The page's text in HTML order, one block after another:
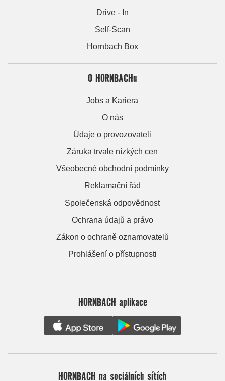
Drive - In
Self-Scan
Hornbach Box
O HORNBACHu
Jobs a Kariera
O nás
Údaje o provozovateli
Záruka trvale nízkých cen
Všeobecné obchodní podmínky
Reklamační řád
Společenská odpovědnost
Ochrana údajů a právo
Zákon o ochraně oznamovatelů
Prohlášení o přístupnosti
HORNBACH aplikace
HORNBACH na sociálních sítích